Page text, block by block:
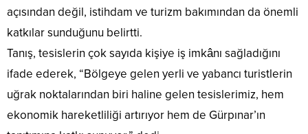
açısından değil, istihdam ve turizm bakımından da önemli
katkılar sunduğunu belirtti.
Tanış, tesislerin çok sayıda kişiye iş imkânı sağladığını
ifade ederek, “Bölgeye gelen yerli ve yabancı turistlerin
uğrak noktalarından biri haline gelen tesislerimiz, hem
ekonomik hareketliliği artırıyor hem de Gürpınar’ın